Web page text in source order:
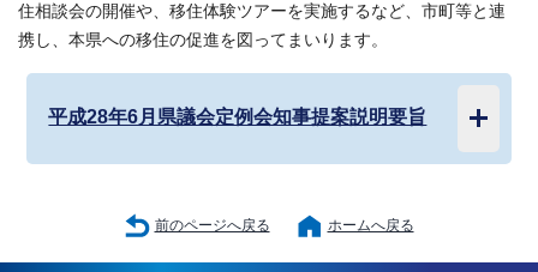
住相談会の開催や、移住体験ツアーを実施するなど、市町等と連
携し、本県への移住の促進を図ってまいります。
平成28年6月県議会定例会知事提案説明要旨
前のページへ戻る ホームへ戻る